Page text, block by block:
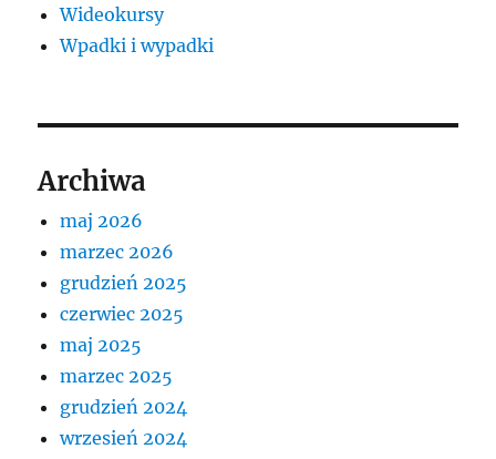
Wideokursy
Wpadki i wypadki
Archiwa
maj 2026
marzec 2026
grudzień 2025
czerwiec 2025
maj 2025
marzec 2025
grudzień 2024
wrzesień 2024